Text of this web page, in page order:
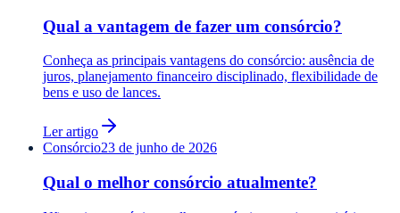
Qual a vantagem de fazer um consórcio?
Conheça as principais vantagens do consórcio: ausência de
juros, planejamento financeiro disciplinado, flexibilidade de
bens e uso de lances.
Ler artigo
Consórcio23 de junho de 2026
Qual o melhor consórcio atualmente?